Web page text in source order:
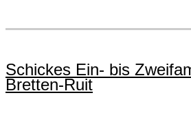
Schickes Ein- bis
Bretten-Ruit